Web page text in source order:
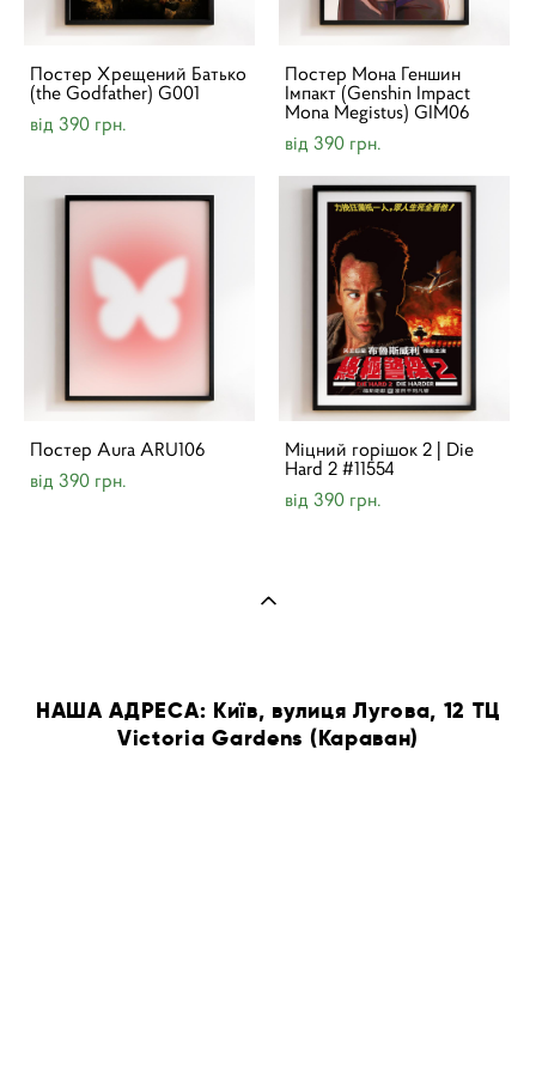
Постер Хрещений Батько
(the Godfather) G001
від 390 грн.
Постер Мона Геншин
Імпакт (Genshin Impact
Mona Megistus)​ GIM06
від 390 грн.
Постер Aura ARU106
від 390 грн.
Міцний горішок 2 | Die
Hard 2 #11554
від 390 грн.
НАША АДРЕСА: Київ, вулиця Лугова, 12 ТЦ
Victoria Gardens (Караван)